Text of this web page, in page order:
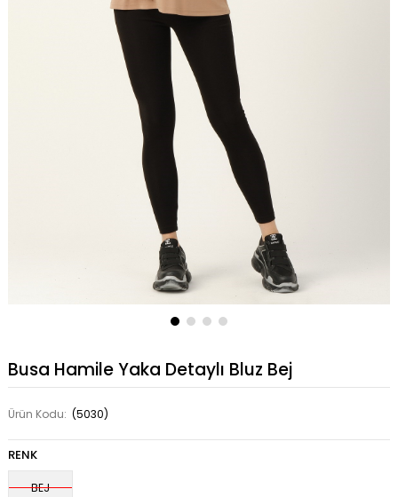
Busa Hamile Yaka Detaylı Bluz Bej
Ürün Kodu: (5030)
RENK
BEJ